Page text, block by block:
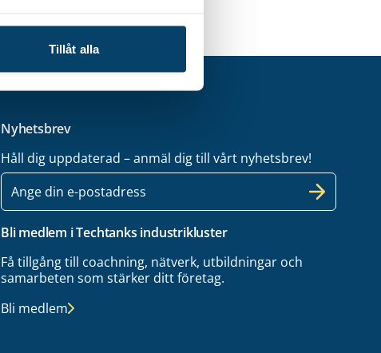
Tillåt alla
Nyhetsbrev
Håll dig uppdaterad – anmäl dig till vårt nyhetsbrev!
E-
post
Bli medlem i Techtanks industrikluster
Få tillgång till coachning, nätverk, utbildningar och
samarbeten som stärker ditt företag.
Bli medlem